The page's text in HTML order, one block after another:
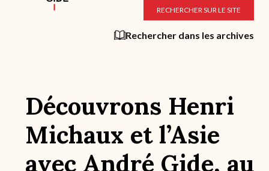
Rechercher dans les archives
Découvrons Henri
Michaux et l’Asie
avec André Gide, au